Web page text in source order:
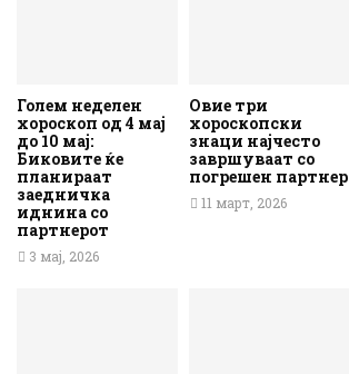
Голем неделен
хороскоп од 4 мај
до 10 мај:
Биковите ќе
планираат
заедничка
иднина со
партнерот
3 мај, 2026
Овие три
хороскопски
знаци најчесто
завршуваат со
погрешен партнер
11 март, 2026